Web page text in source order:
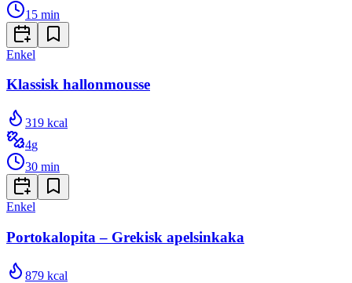
15 min
Enkel
Klassisk hallonmousse
319 kcal
4g
30 min
Enkel
Portokalopita – Grekisk apelsinkaka
879 kcal